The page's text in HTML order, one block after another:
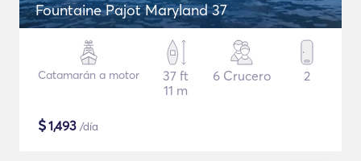
Fountaine Pajot Maryland 37
Catamarán a motor
37 ft
11 m
6 Crucero 2
$1,493 /día